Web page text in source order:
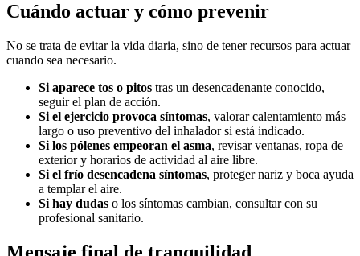
Cuándo actuar y cómo prevenir
No se trata de evitar la vida diaria, sino de tener recursos para actuar
cuando sea necesario.
Si aparece tos o pitos tras un desencadenante conocido,
seguir el plan de acción.
Si el ejercicio provoca síntomas, valorar calentamiento más
largo o uso preventivo del inhalador si está indicado.
Si los pólenes empeoran el asma, revisar ventanas, ropa de
exterior y horarios de actividad al aire libre.
Si el frío desencadena síntomas, proteger nariz y boca ayuda
a templar el aire.
Si hay dudas o los síntomas cambian, consultar con su
profesional sanitario.